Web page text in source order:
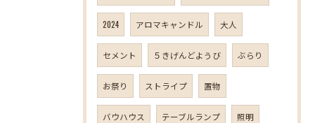
2024 アロマキャンドル 大人
セメント ５きげんどようび ぶらり
お祭り ストライプ 置物
バウハウス テーブルランプ 照明